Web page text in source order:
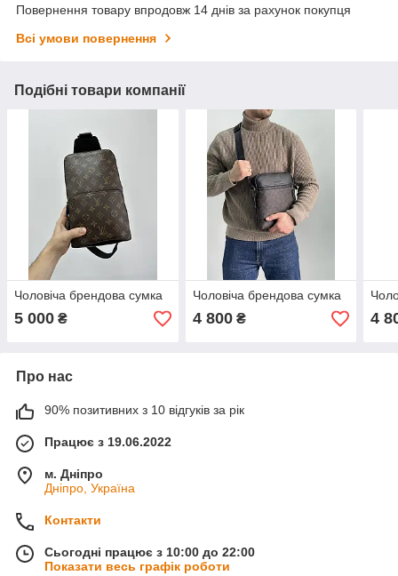
Повернення товару впродовж 14 днів за рахунок покупця
Всі умови повернення
Подібні товари компанії
Чоловіча брендова сумка
5 000 ₴
Чоловіча брендова сумка
4 800₴ 4
Про нас
90% позитивних з 10 відгуків за рік
Працює з 19.06.2022
м. Дніпро
Дніпро, Україна
Контакти
Сьогодні працює з 10:00 до 22:00
Показати весь графік роботи